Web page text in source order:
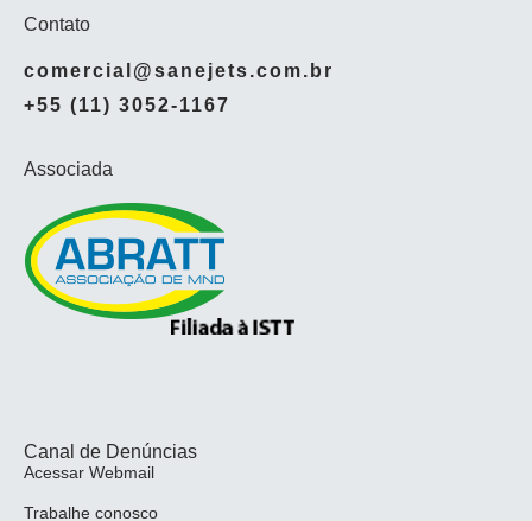
Contato
comercial@sanejets.com.br
+55 (11) 3052-1167
Associada
Trabalhe conosco
Acessar Webmail
Canal de Denúncias